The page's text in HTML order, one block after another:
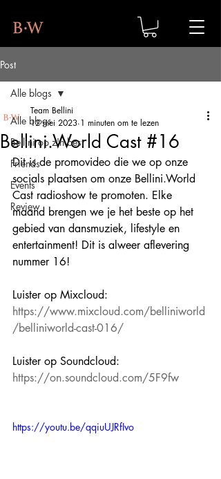
Post
Alle blogs
Bellini op z'n best
Friends
Events
Review
Alle blogs
Bellini.World Cast #16
Team Bellini
12 mei 2023 1 minuten om te lezen
Dit is de promovideo die we op onze
socials plaatsen om onze Bellini.World
Cast radioshow te promoten. Elke
maand brengen we je het beste op het
gebied van dansmuziek, lifestyle en
entertainment! Dit is alweer aflevering
nummer 16!
Luister op Mixcloud:
https://www.mixcloud.com/belliniworld
/belliniworld-cast-016/
Luister op Soundcloud:
https://on.soundcloud.com/5F9fw
https://youtu.be/qqiuUJRfIvo